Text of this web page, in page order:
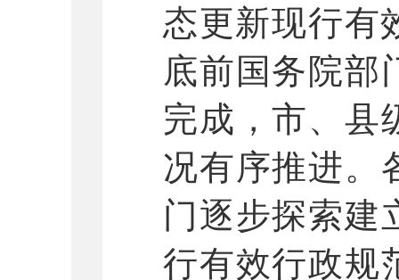
态更新现行有
底前国务院部
完成，市、县
况有序推进。
门逐步探索建
行有效行政规